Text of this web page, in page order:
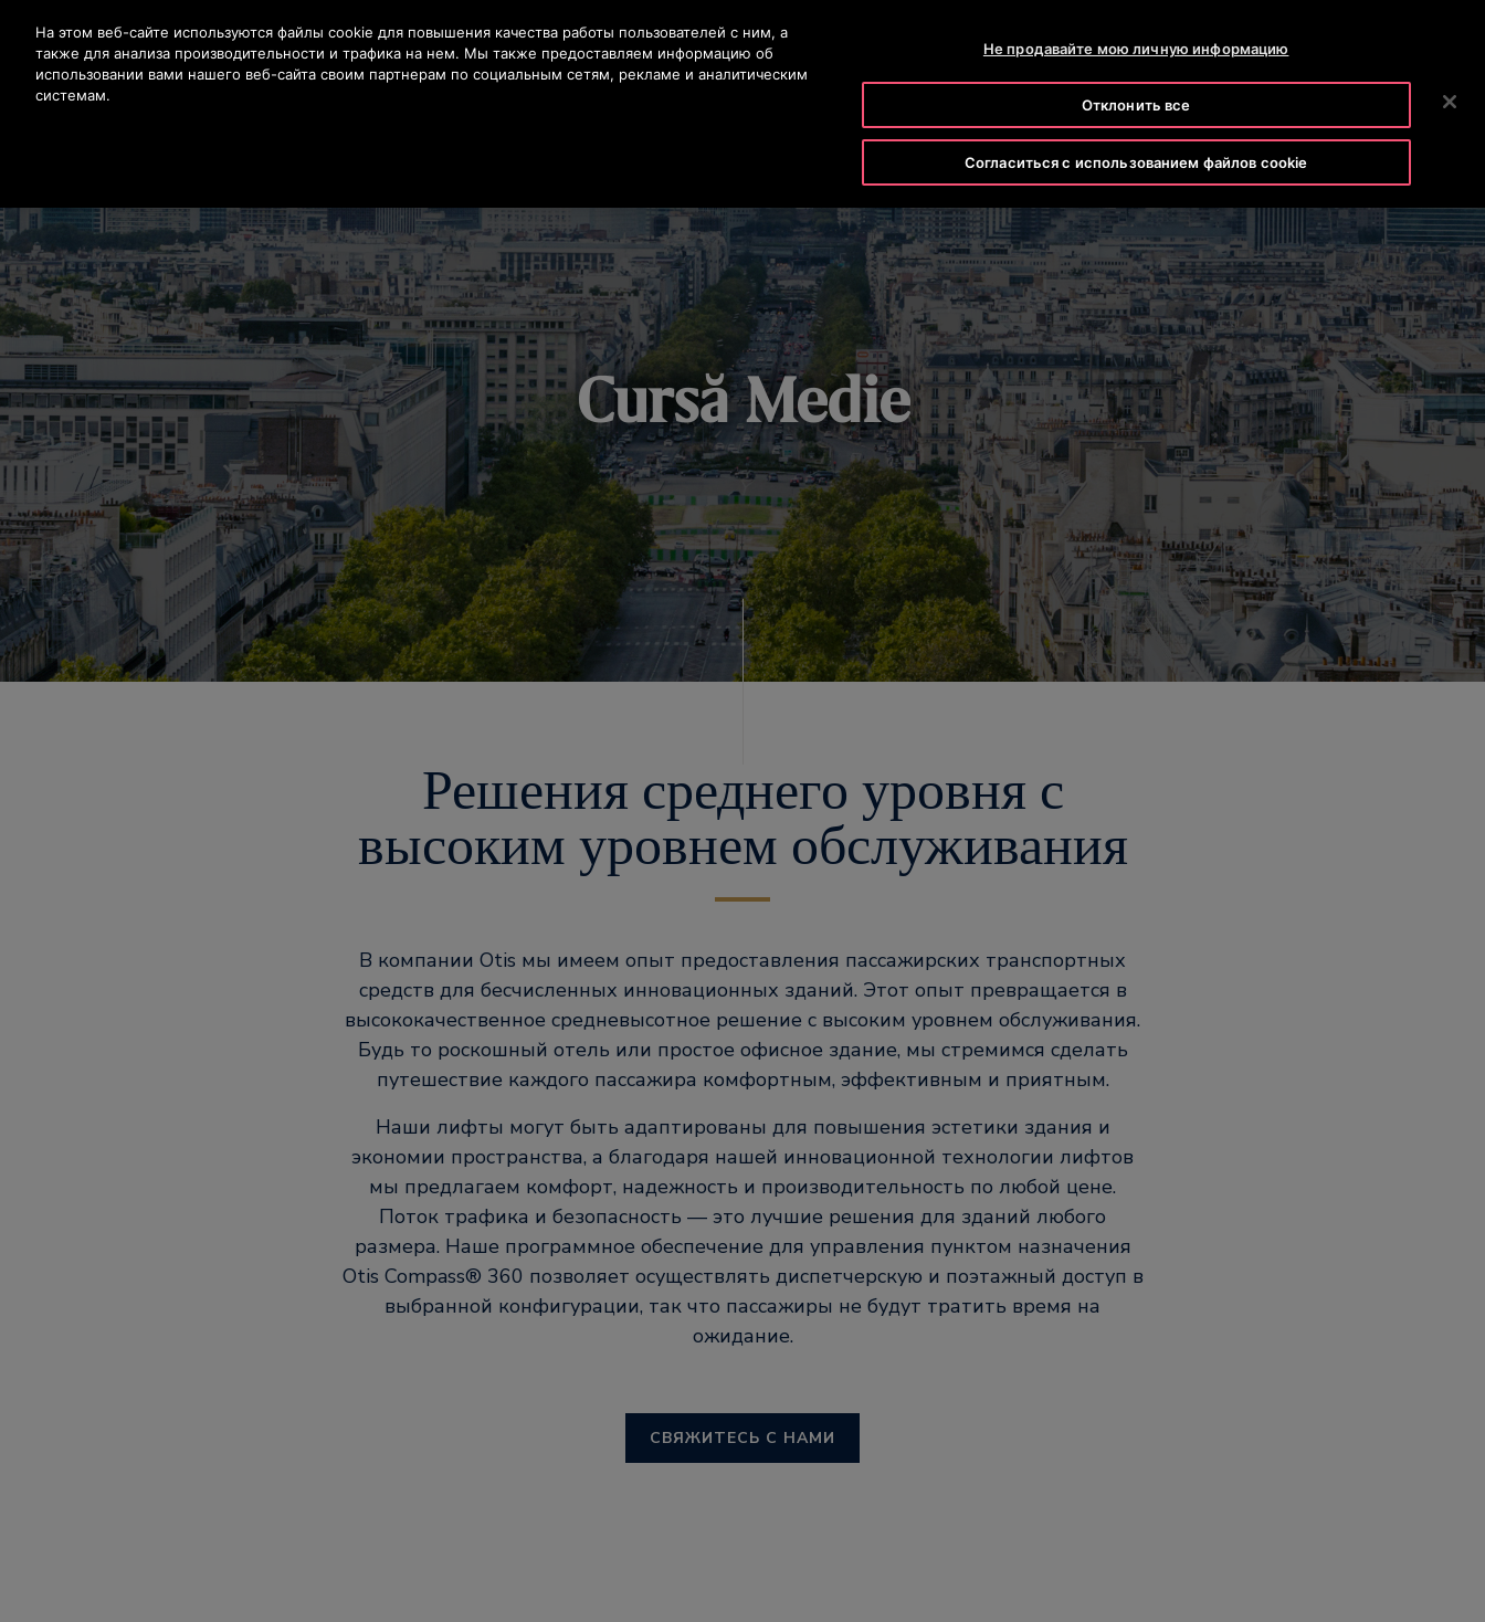
Нажмите Enter, чтобы перейти к основному содержанию
КОНТАКТНЫЙ ТЕЛЕФОН +7 7172 91 62 95 НОВОСТИ
ПОИСК
Cursă Medie
Решения среднего уровня с
высоким уровнем обслуживания
В компании Otis мы имеем опыт предоставления пассажирских транспортных
средств для бесчисленных инновационных зданий. Этот опыт превращается в
высококачественное средневысотное решение с высоким уровнем обслуживания.
Будь то роскошный отель или простое офисное здание, мы стремимся сделать
путешествие каждого пассажира комфортным, эффективным и приятным.
Наши лифты могут быть адаптированы для повышения эстетики здания и
экономии пространства, а благодаря нашей инновационной технологии лифтов
мы предлагаем комфорт, надежность и производительность по любой цене.
Поток трафика и безопасность — это лучшие решения для зданий любого
размера. Наше программное обеспечение для управления пунктом назначения
Otis Compass® 360 позволяет осуществлять диспетчерскую и поэтажный доступ в
выбранной конфигурации, так что пассажиры не будут тратить время на
ожидание.
СВЯЖИТЕСЬ С НАМИ
На этом веб-сайте используются файлы cookie для повышения качества работы пользователей с ним, а
также для анализа производительности и трафика на нем. Мы также предоставляем информацию об
использовании вами нашего веб-сайта своим партнерам по социальным сетям, рекламе и аналитическим
системам.
Не продавайте мою личную информацию
Отклонить все
Согласиться с использованием файлов cookie